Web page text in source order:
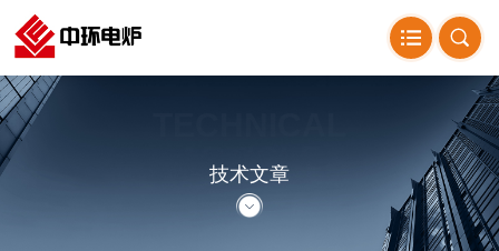
ARTICLE
技术文章